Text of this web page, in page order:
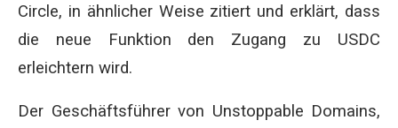
Circle, in ähnlicher Weise zitiert und erklärt, dass
die neue Funktion den Zugang zu USDC
erleichtern wird.
Der Geschäftsführer von Unstoppable Domains,